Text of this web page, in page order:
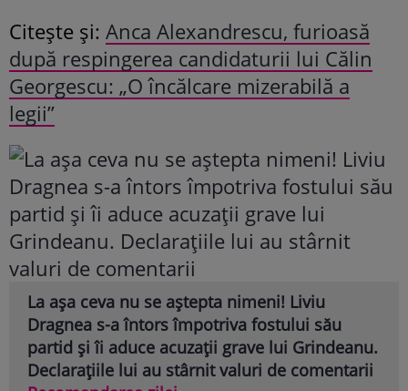
Citește și: Anca Alexandrescu, furioasă
după respingerea candidaturii lui Călin
Georgescu: „O încălcare mizerabilă a
legii”
La așa ceva nu se aștepta nimeni! Liviu
Dragnea s-a întors împotriva fostului său
partid și îi aduce acuzații grave lui Grindeanu.
Declarațiile lui au stârnit valuri de comentarii